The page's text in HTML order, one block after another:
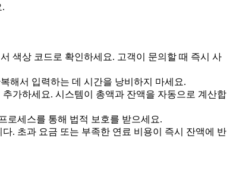
.
색상 코드로 확인하세요. 고객이 문의할 때 즉시 사
해서 입력하는 데 시간을 낭비하지 마세요.
가하세요. 시스템이 총액과 잔액을 자동으로 계산합
로세스를 통해 법적 보호를 받으세요.
. 초과 요금 또는 부족한 연료 비용이 즉시 잔액에 반